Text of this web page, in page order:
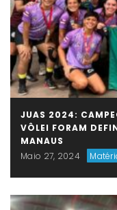
JUAS 2024:
VÔLEI FORAM
MANAUS
Maio 27, 2024